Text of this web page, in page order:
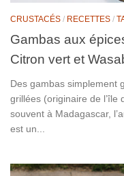
CRUSTACÉS / RECETTES /
Gambas aux
Citron vert et
Des gambas simplement
grillées (originaire de l’île
souvent à Madagascar,
est un...